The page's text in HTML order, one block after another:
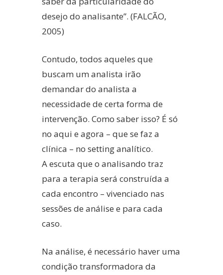
desejo do analisante”. (FALCÃO,
2005)
Contudo, todos aqueles que
buscam um analista irão
demandar do analista a
necessidade de certa forma de
intervenção. Como saber isso? É só
no aqui e agora – que se faz a
clínica – no setting analítico.
A escuta que o analisando traz
para a terapia será construída a
cada encontro – vivenciado nas
sessões de análise e para cada
caso.
Na análise, é necessário haver uma
condição transformadora da